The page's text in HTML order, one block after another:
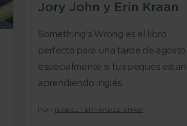
Jory John y Erin Kraan
Something's Wrong es el libro
perfecto para una tarde de agosto,
especialmente si tus peques están
aprendiendo inglés.
POR ISABEL FERNÁNDEZ-SHAW